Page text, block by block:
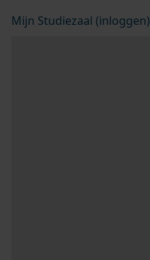
Mijn Studiezaal (inloggen)